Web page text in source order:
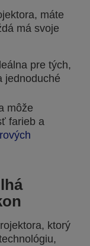
máte
má svoje
pre tých,
jednoduché
môže
farieb a
ktorý